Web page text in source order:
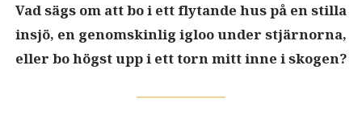
Vad sägs om att bo i ett flytande hus på en stilla
insjö, en genomskinlig igloo under stjärnorna,
eller bo högst upp i ett torn mitt inne i skogen?